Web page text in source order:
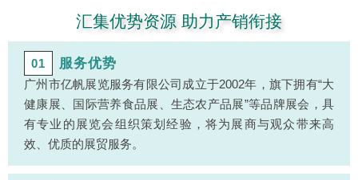
汇集优势资源 助力产销衔接
01 服务优势
广州市亿帆展览服务有限公司成立于2002年，旗下拥有“大
健康展、国际营养食品展、生态农产品展”等品牌展会，具
有专业的展览会组织策划经验，将为展商与观众带来高
效、优质的展贸服务。